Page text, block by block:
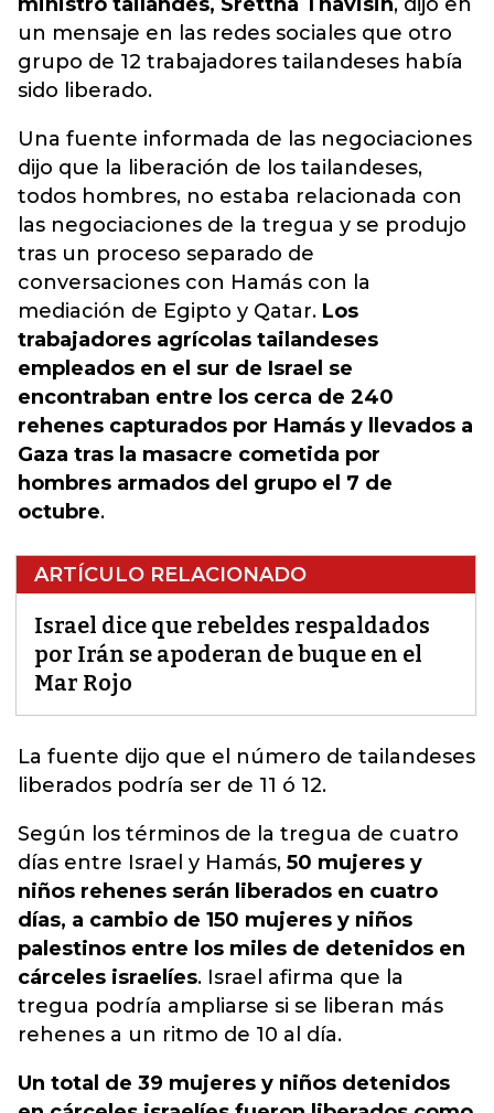
un mensaje en las redes sociales que otro
grupo de 12 trabajadores tailandeses había
sido liberado.
Una fuente informada de las negociaciones
dijo que la liberación de los tailandeses,
todos hombres, no estaba relacionada con
las negociaciones de la tregua y se produjo
tras un proceso separado de
conversaciones con Hamás con la
mediación de Egipto y Qatar. Los
trabajadores agrícolas tailandeses
empleados en el sur de Israel se
encontraban entre los cerca de 240
rehenes capturados por Hamás y llevados a
Gaza tras la masacre cometida por
hombres armados del grupo el 7 de
octubre.
ARTÍCULO RELACIONADO
Israel dice que rebeldes respaldados
por Irán se apoderan de buque en el
Mar Rojo
La fuente dijo que el número de tailandeses
liberados podría ser de 11 ó 12.
Según los términos de la tregua de cuatro
días entre Israel y Hamás, 50 mujeres y
niños rehenes serán liberados en cuatro
días, a cambio de 150 mujeres y niños
palestinos entre los miles de detenidos en
cárceles israelíes. Israel afirma que la
tregua podría ampliarse si se liberan más
rehenes a un ritmo de 10 al día.
Un total de 39 mujeres y niños detenidos